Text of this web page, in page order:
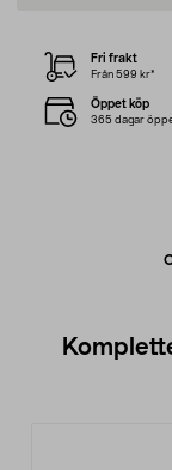
Fri frakt
Från 599 kr*
Öppet köp
365 dagar